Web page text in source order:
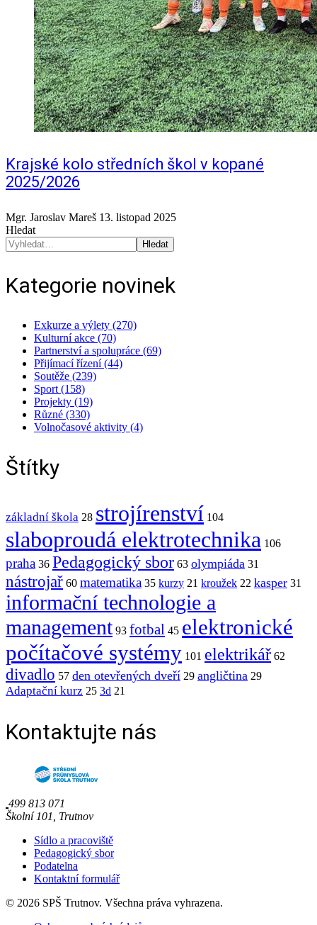
Krajské kolo středních škol v kopané
2025/2026
Mgr. Jaroslav Mareš 13. listopad 2025
Hledat
Hledat
Kategorie novinek
Exkurze a výlety (270)
Kulturní akce (70)
Partnerství a spolupráce (69)
Přijímací řízení (44)
Soutěže (239)
Sport (158)
Projekty (19)
Různé (330)
Volnočasové aktivity (4)
Štítky
základní škola 28 strojírenství 104
slaboproudá elektrotechnika 106
praha 36 Pedagogický sbor 63 olympiáda 31
nástrojař 60 matematika 35 kurzy 21 kroužek 22 kasper 31
informační technologie a
management 93 fotbal 45 elektronické
počítačové systémy 101 elektrikář 62
divadlo 57 den otevřených dveří 29 angličtina 29
Adaptační kurz 25 3d 21
Kontaktujte nás
499 813 071
Školní 101, Trutnov
Sídlo a pracoviště
Pedagogický sbor
Podatelna
Kontaktní formulář
© 2026 SPŠ Trutnov. Všechna práva vyhrazena.